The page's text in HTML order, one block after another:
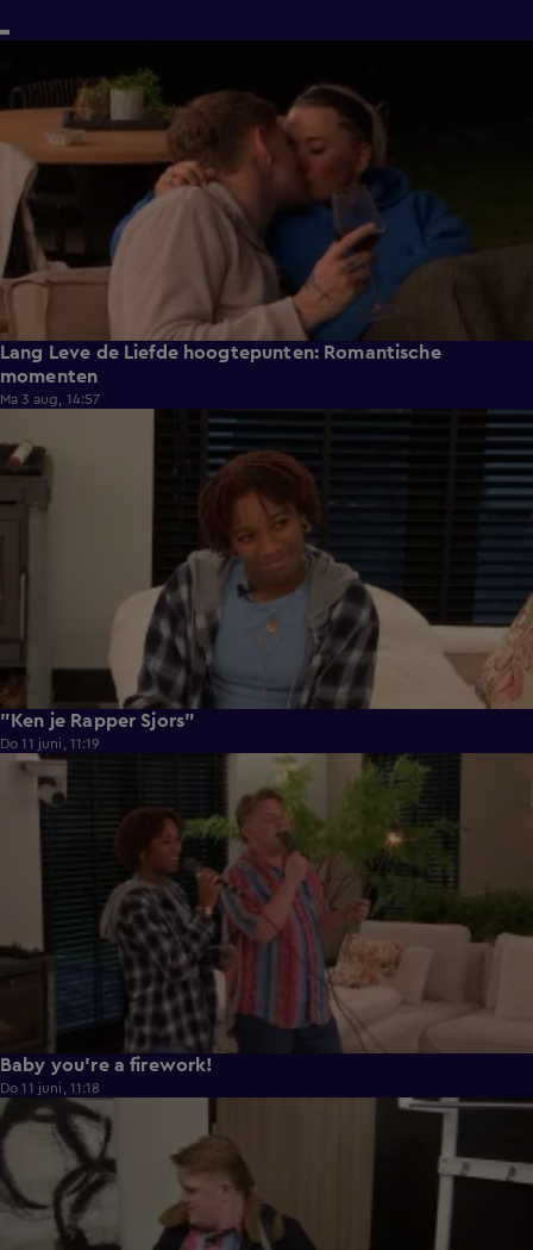
Lang Leve de Liefde hoogtepunten: Romantische
momenten
Ma 3 aug, 14:57
"Ken je Rapper Sjors"
Do 11 juni, 11:19
0:39
Baby you're a firework!
Do 11 juni, 11:18
0:43